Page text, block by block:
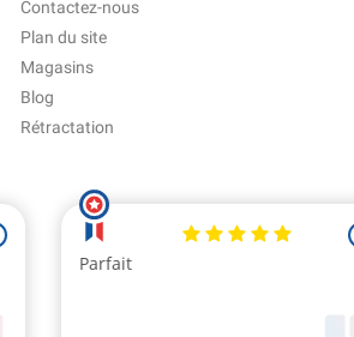
Contactez-nous
Plan du site
Magasins
Blog
Rétractation